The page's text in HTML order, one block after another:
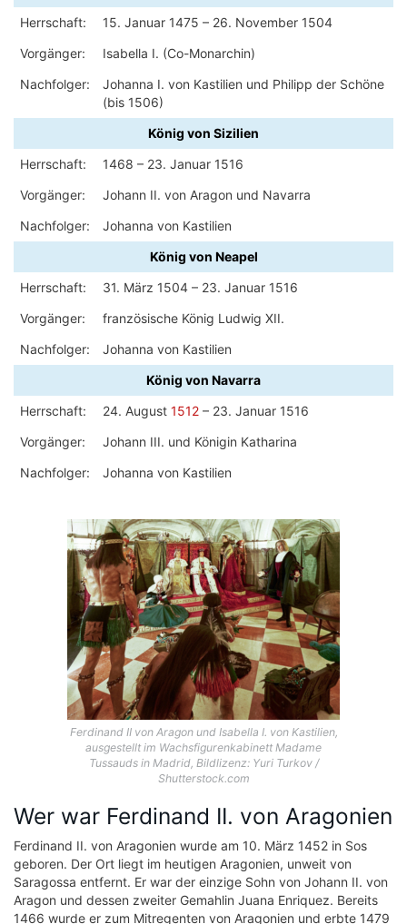
Herrschaft:
15. Januar 1475 – 26. November 1504
Vorgänger:
Isabella I. (Co-Monarchin)
Nachfolger:
Johanna I. von Kastilien und Philipp der Schöne
(bis 1506)
König von Sizilien
Herrschaft:
1468 – 23. Januar 1516
Vorgänger:
Johann II. von Aragon und Navarra
Nachfolger:
Johanna von Kastilien
König von Neapel
Herrschaft:
31. März 1504 – 23. Januar 1516
Vorgänger:
französische König Ludwig XII.
Nachfolger:
Johanna von Kastilien
König von Navarra
Herrschaft:
24. August 1512 – 23. Januar 1516
Vorgänger:
Johann III. und Königin Katharina
Nachfolger:
Johanna von Kastilien
Ferdinand II von Aragon und Isabella I. von Kastilien,
ausgestellt im Wachsfigurenkabinett Madame
Tussauds in Madrid, Bildlizenz: Yuri Turkov /
Shutterstock.com
Wer war Ferdinand II. von Aragonien
Ferdinand II. von Aragonien wurde am 10. März 1452 in Sos
geboren. Der Ort liegt im heutigen Aragonien, unweit von
Saragossa entfernt. Er war der einzige Sohn von Johann II. von
Aragon und dessen zweiter Gemahlin Juana Enriquez. Bereits
1466 wurde er zum Mitregenten von Aragonien und erbte 1479